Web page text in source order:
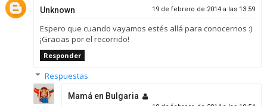
Unknown 19 de febrero de 2014 a las 13:59
Espero que cuando vayamos estés allá para conocernos :)
¡Gracias por el recorrido!
Responder
Respuestas
Mamá en Bulgaria